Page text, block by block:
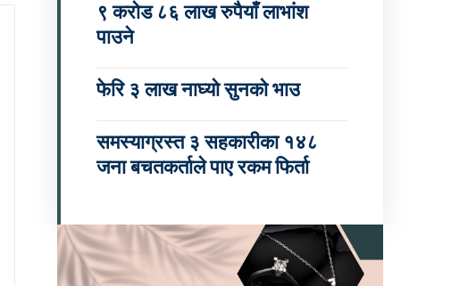
९ करोड ८६ लाख रुपैयाँ लाभांश
पाउने
फेरि ३ लाख नाघ्यो सुनको भाउ
समस्याग्रस्त ३ सहकारीका १४८
जना बचतकर्ताले पाए रकम फिर्ता